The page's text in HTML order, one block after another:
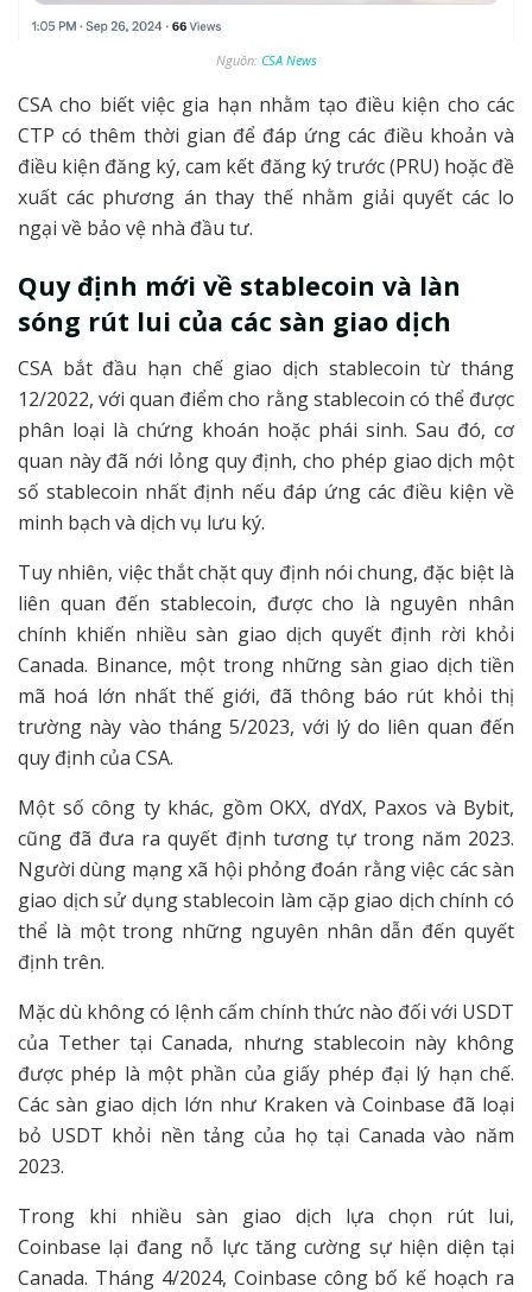
Nguồn: CSA News
CSA cho biết việc gia hạn nhằm tạo điều kiện cho các
CTP có thêm thời gian để đáp ứng các điều khoản và
điều kiện đăng ký, cam kết đăng ký trước (PRU) hoặc đề
xuất các phương án thay thế nhằm giải quyết các lo
ngại về bảo vệ nhà đầu tư.
Quy định mới về stablecoin và làn
sóng rút lui của các sàn giao dịch
CSA bắt đầu hạn chế giao dịch stablecoin từ tháng
12/2022, với quan điểm cho rằng stablecoin có thể được
phân loại là chứng khoán hoặc phái sinh. Sau đó, cơ
quan này đã nới lỏng quy định, cho phép giao dịch một
số stablecoin nhất định nếu đáp ứng các điều kiện về
minh bạch và dịch vụ lưu ký.
Tuy nhiên, việc thắt chặt quy định nói chung, đặc biệt là
liên quan đến stablecoin, được cho là nguyên nhân
chính khiến nhiều sàn giao dịch quyết định rời khỏi
Canada. Binance, một trong những sàn giao dịch tiền
mã hoá lớn nhất thế giới, đã thông báo rút khỏi thị
trường này vào tháng 5/2023, với lý do liên quan đến
quy định của CSA.
Một số công ty khác, gồm OKX, dYdX, Paxos và Bybit,
cũng đã đưa ra quyết định tương tự trong năm 2023.
Người dùng mạng xã hội phỏng đoán rằng việc các sàn
giao dịch sử dụng stablecoin làm cặp giao dịch chính có
thể là một trong những nguyên nhân dẫn đến quyết
định trên.
Mặc dù không có lệnh cấm chính thức nào đối với USDT
của Tether tại Canada, nhưng stablecoin này không
được phép là một phần của giấy phép đại lý hạn chế.
Các sàn giao dịch lớn như Kraken và Coinbase đã loại
bỏ USDT khỏi nền tảng của họ tại Canada vào năm
2023.
Trong khi nhiều sàn giao dịch lựa chọn rút lui,
Coinbase lại đang nỗ lực tăng cường sự hiện diện tại
Canada. Tháng 4/2024, Coinbase công bố kế hoạch ra